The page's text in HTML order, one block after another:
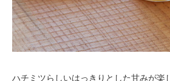
ハチミツらしいはっきりとした甘みが楽